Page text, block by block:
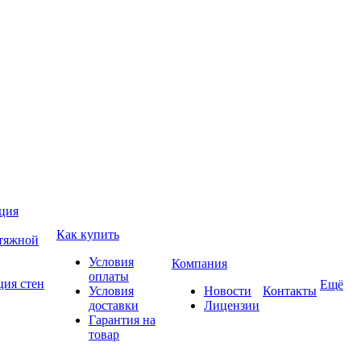
стен
Как купить
Условия
оплаты
Условия
доставки
Гарантия на
товар
Компания
Новости
Лицензии
Контакты Ещё